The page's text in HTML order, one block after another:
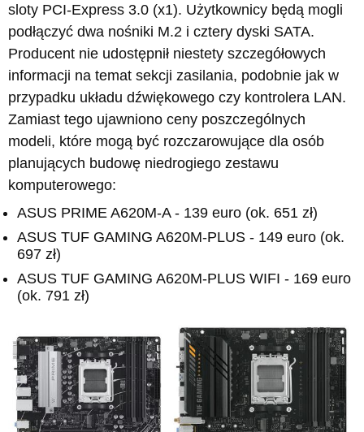
sloty PCI-Express 3.0 (x1). Użytkownicy będą mogli
podłączyć dwa nośniki M.2 i cztery dyski SATA.
Producent nie udostępnił niestety szczegółowych
informacji na temat sekcji zasilania, podobnie jak w
przypadku układu dźwiękowego czy kontrolera LAN.
Zamiast tego ujawniono ceny poszczególnych
modeli, które mogą być rozczarowujące dla osób
planujących budowę niedrogiego zestawu
komputerowego:
ASUS PRIME A620M-A - 139 euro (ok. 651 zł)
ASUS TUF GAMING A620M-PLUS - 149 euro (ok.
697 zł)
ASUS TUF GAMING A620M-PLUS WIFI - 169 euro
(ok. 791 zł)